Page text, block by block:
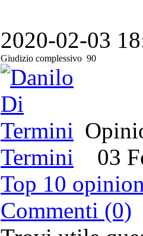
2020-02-03
Giudizio complessivo 90
Termini 03
Top 10
Commenti (0)